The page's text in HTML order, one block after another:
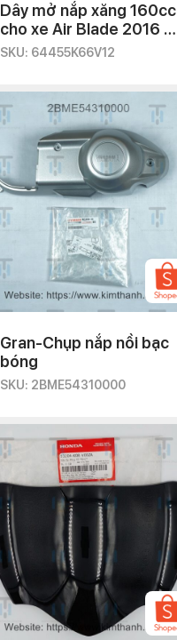
Dây mở nắp xăng 160cc
cho xe Air Blade 2016 –
MG
SKU: 64455K66V12
Gran-Chụp nắp nồi bạc
bóng
SKU: 2BME54310000